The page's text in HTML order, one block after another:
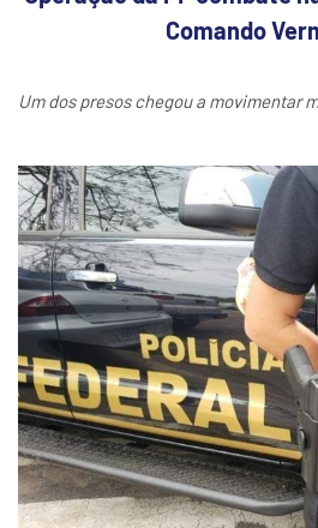
Comando
Um dos presos chegou a movimentar